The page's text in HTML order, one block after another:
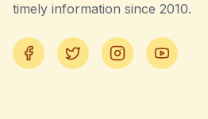
timely information since 2010.
FacebookTwitter InstagramYouTube